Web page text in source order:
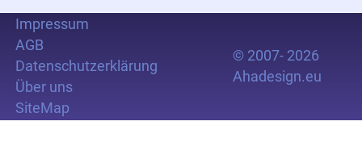
Impressum
AGB
Datenschutzerklärung
Über uns
SiteMap
© 2007- 2026
Ahadesign.eu